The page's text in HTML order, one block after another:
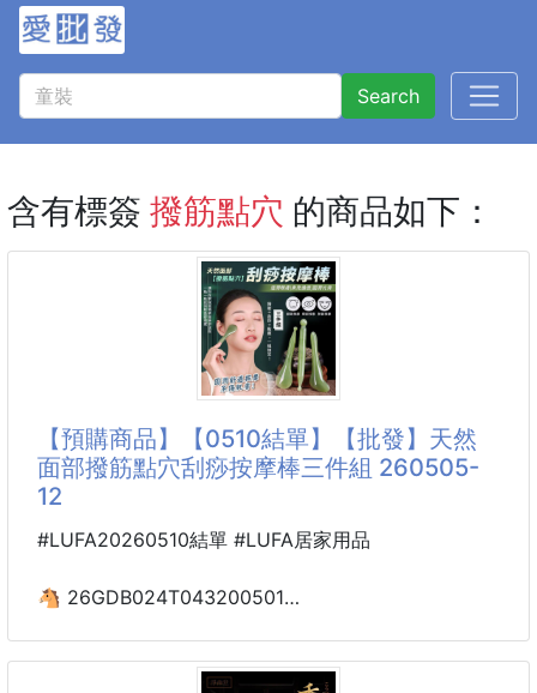
Search
含有標簽 撥筋點穴 的商品如下：
【預購商品】【0510結單】【批發】天然
面部撥筋點穴刮痧按摩棒三件組 260505-
12
#LUFA20260510結單 #LUFA居家用品
🐴 26GDB024T043200501